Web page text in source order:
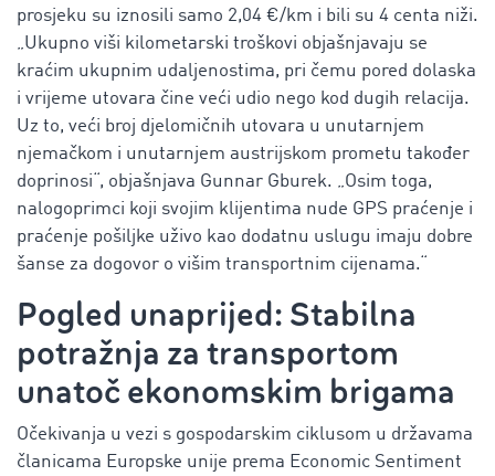
prosjeku su iznosili samo 2,04 €/km i bili su 4 centa niži.
„Ukupno viši kilometarski troškovi objašnjavaju se
kraćim ukupnim udaljenostima, pri čemu pored dolaska
i vrijeme utovara čine veći udio nego kod dugih relacija.
Uz to, veći broj djelomičnih utovara u unutarnjem
njemačkom i unutarnjem austrijskom prometu također
doprinosi“, objašnjava Gunnar Gburek. „Osim toga,
nalogoprimci koji svojim klijentima nude GPS praćenje i
praćenje pošiljke uživo kao dodatnu uslugu imaju dobre
šanse za dogovor o višim transportnim cijenama.“
Pogled unaprijed: Stabilna
potražnja za transportom
unatoč ekonomskim brigama
Očekivanja u vezi s gospodarskim ciklusom u državama
članicama Europske unije prema Economic Sentiment